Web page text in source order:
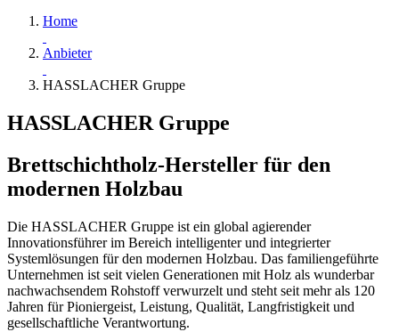
Home
Anbieter
HASSLACHER Gruppe
HASSLACHER Gruppe
Brettschichtholz-Hersteller für den
modernen Holzbau
Die HASSLACHER Gruppe ist ein global agierender
Innovationsführer im Bereich intelligenter und integrierter
Systemlösungen für den modernen Holzbau. Das familiengeführte
Unternehmen ist seit vielen Generationen mit Holz als wunderbar
nachwachsendem Rohstoff verwurzelt und steht seit mehr als 120
Jahren für Pioniergeist, Leistung, Qualität, Langfristigkeit und
gesellschaftliche Verantwortung.